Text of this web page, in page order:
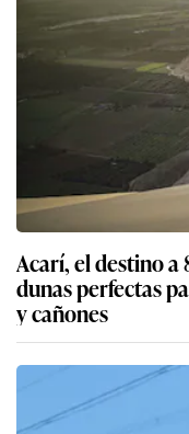
Acarí, el destino a
dunas perfectas
y cañones